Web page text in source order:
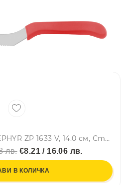
Нож за зеленчуци ZEPHYR ZP 1633 V, 14.0 см, Стоманен, Червен
лв.€8.21 / 16.06 лв.
В КОЛИЧКА